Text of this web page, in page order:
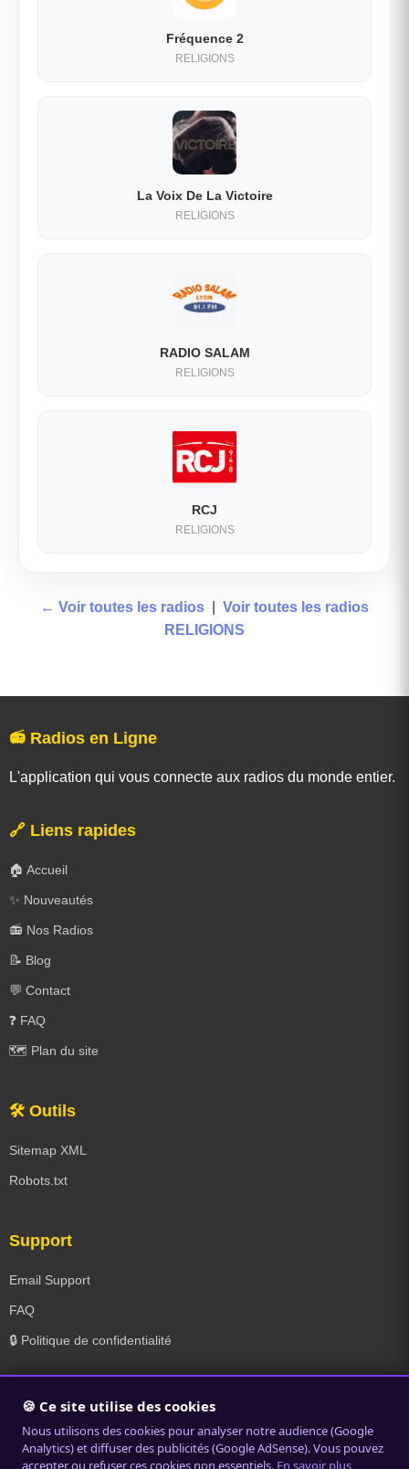
Fréquence 2
RELIGIONS
La Voix De La Victoire
RELIGIONS
RADIO SALAM
RELIGIONS
RCJ
RELIGIONS
← Voir toutes les radios
Voir toutes les radios
RELIGIONS
📻 Radios en Ligne
L'application qui vous connecte aux radios du monde entier.
🔗 Liens rapides
🏠 Accueil
✨ Nouveautés
📻 Nos Radios
📝 Blog
💬 Contact
❓ FAQ
🗺️ Plan du site
🛠️ Outils
Sitemap XML
Robots.txt
Support
Email Support
FAQ
🔒 Politique de confidentialité
© 2019-2026 Radios en Ligne. Tous droits réservés. |Politique de
confidentialité
🍪 Ce site utilise des cookies
Nous utilisons des cookies pour analyser notre audience (Google
Analytics) et diffuser des publicités (Google AdSense). Vous pouvez
accepter ou refuser ces cookies non essentiels. En savoir plus